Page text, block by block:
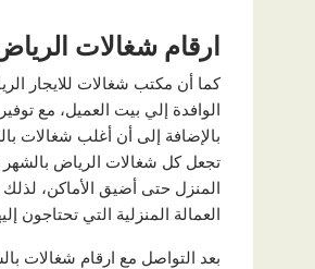
ارقام شغالات
كما أن مكتب شغالات للايجار
الوافدة إلي بيت العميل، مع
بالإضافة إلى أن أغلب شغالات
تجعل كل شغالات الرياض
المنزل حتى أضيق الأماكن،
العمالة المنزلية التي تحتاجون
بعد التواصل مع ارقام شغالات